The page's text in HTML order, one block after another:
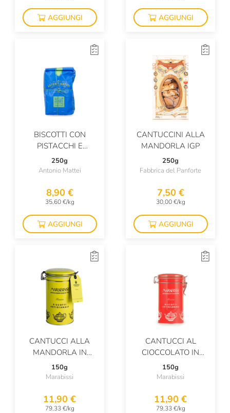
AGGIUNGI AGGIUNGI
BISCOTTI CON
PISTACCHI E
MANDORLE
250g
Antonio Mattei
8,90 €
35,60 €/kg
AGGIUNGI
CANTUCCINI ALLA
MANDORLA IGP
250g
Fabbrica del Panforte
7,50 €
30,00 €/kg
AGGIUNGI
CANTUCCI ALLA
MANDORLA IN
LATTA
150g
Marabissi
11,90 €
79,33 €/kg
CANTUCCI AL
CIOCCOLATO IN
LATTA
150g
Marabissi
11,90 €
79,33 €/kg